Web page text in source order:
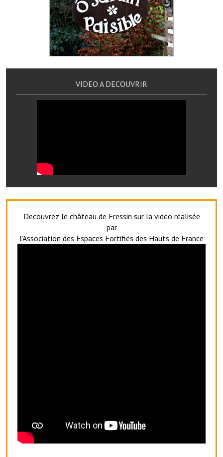
Services publics intercommunaux
Affaires scolaires, CCAS
Eaux, assainissement
France services
Urbanisme
Biens à louer
Maison des services et des associations fressinoises
VIDEO A DECOUVRIR
Decouvrez le château de Fressin sur la vidéo réalisée
par
l'Association des Espaces Fortifiés des Hauts de France